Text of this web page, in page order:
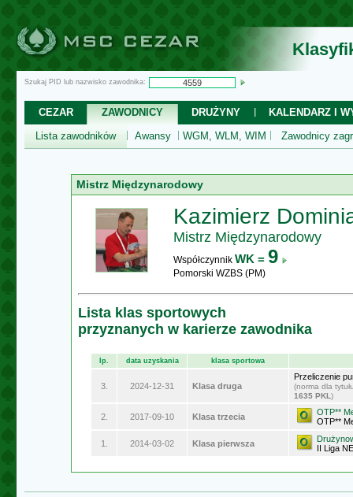
Szukaj PID lub nazwisko zawodnika:
CEZAR ZAWODNICY DRUŻYNY
KALENDARZ I
Lista zawodników
Awansy WGM, WLM, WIM Zawodnicy
Mistrz Międzynarodowy
Kazimierz
Mistrz Międzynarodowy
Współczynnik WK = 9
Pomorski WZBS (PM)
Lista klas sportowych
przyznanych w karierze zawodnika
lp. data uzyskania klasa sportowa
3. 2024-12-31 Klasa druga
Przeliczenie
(norma dla
1635 PKL )
2. 2017-09-10 Klasa trzecia
OTP**
OTP**
1. 2014-03-02 Klasa pierwsza
II Liga NE